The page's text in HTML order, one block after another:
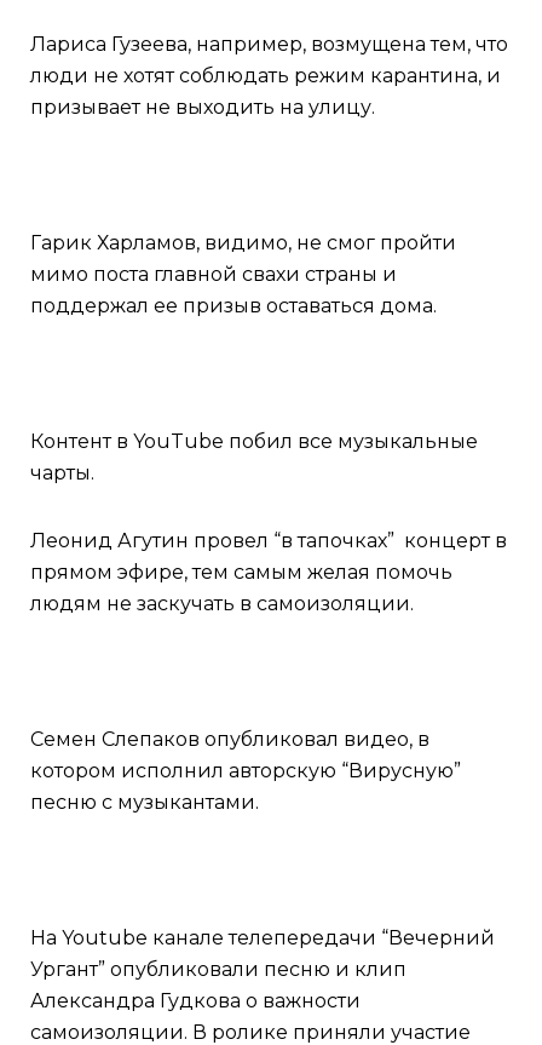
Лариса Гузеева, например, возмущена тем, что
люди не хотят соблюдать режим карантина, и
призывает не выходить на улицу.
Гарик Харламов, видимо, не смог пройти
мимо поста главной свахи страны и
поддержал ее призыв оставаться дома.
Контент в YouTube побил все музыкальные
чарты.
Леонид Агутин провел “в тапочках” концерт в
прямом эфире, тем самым желая помочь
людям не заскучать в самоизоляции.
Семен Слепаков опубликовал видео, в
котором исполнил авторскую “Вирусную”
песню с музыкантами.
На Youtube канале телепередачи “Вечерний
Ургант” опубликовали песню и клип
Александра Гудкова о важности
самоизоляции. В ролике приняли участие